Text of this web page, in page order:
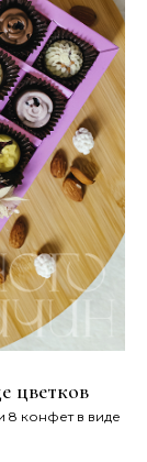
цветков
8 конфет в виде